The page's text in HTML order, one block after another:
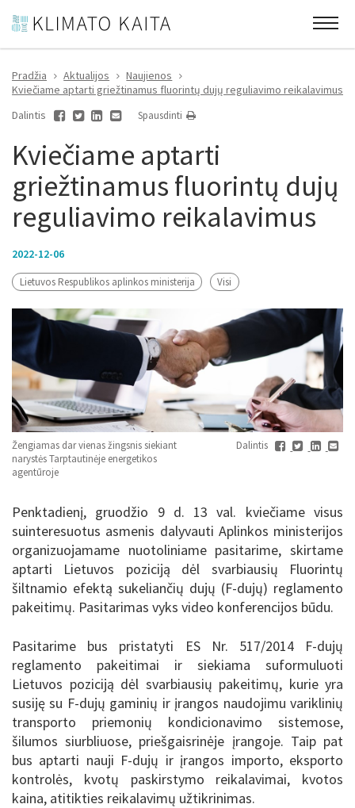
Pradžia Aktualijos
Naujienos
Kviečiame aptarti griežtinamus fluorintų dujų reguliavimo reikalavimus
Dalintis
Spausdinti
Kviečiame aptarti
griežtinamus fluorintų dujų
reguliavimo reikalavimus
2022-12-06
Lietuvos Respublikos aplinkos ministerija Visi
Žengiamas dar vienas žingsnis siekiant
narystės Tarptautinėje energetikos
agentūroje
Dalintis
Penktadienį, gruodžio 9 d. 13 val. kviečiame visus
suinteresuotus asmenis dalyvauti Aplinkos ministerijos
organizuojamame nuotoliniame pasitarime, skirtame
aptarti Lietuvos poziciją dėl svarbiausių Fluorintų
šiltnamio efektą sukeliančių dujų (F-dujų) reglamento
pakeitimų. Pasitarimas vyks video konferencijos būdu.
Pasitarime bus pristatyti ES Nr. 517/2014 F-dujų
reglamento pakeitimai ir siekiama suformuluoti
Lietuvos poziciją dėl svarbiausių pakeitimų, kurie yra
susiję su F-dujų gaminių ir įrangos naudojimu variklinių
transporto priemonių kondicionavimo sistemose,
šilumos siurbliuose, priešgaisrinėje įrangoje. Taip pat
bus aptarti nauji F-dujų ir įrangos importo, eksporto
kontrolės, kvotų paskirstymo reikalavimai, kvotos
kaina, atitikties reikalavimų užtikrinimas.